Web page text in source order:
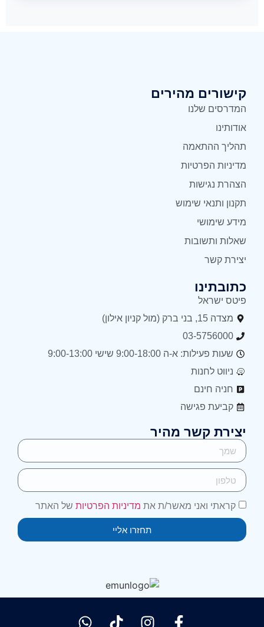
קישורים מהירים
המדרסים שלנו
אודותינו
תהליך ההתאמה
מדיניות הפרטיות
הצהרת נגישות
תקנון ותנאי שימוש
מידע שימושי
שאלות ותשובות
יצירת קשר
כתובתינו
פיטס ישראל
מצדה 15, בני ברק (מול קניון אילון)
03-5756000
שעות פעילות: א-ה 9:00-18:00 שישי 9:00-13:00
ניווט לחנות
חניה חינם
קביעת פגישה
יצירת קשר מהיר
קראתי ואני מאשר/ת את מדיניות הפרטיות של האתר
תחזרו אליי